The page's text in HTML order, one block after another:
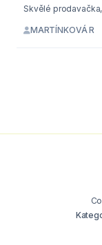
Skvělé
MARTÍNKOVÁ R